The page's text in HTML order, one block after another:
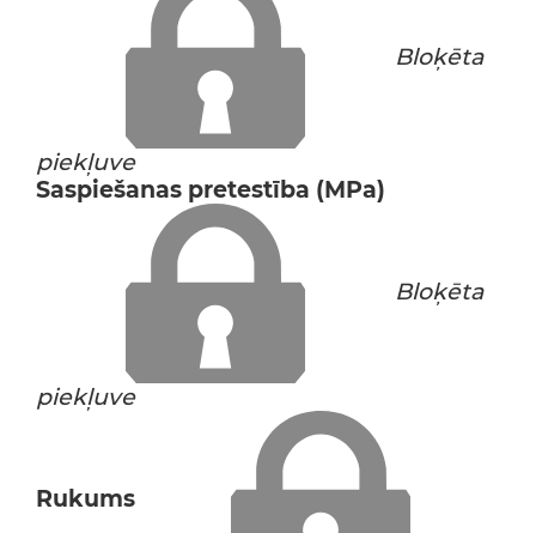
Bloķēta
piekļuve
Saspiešanas pretestība (MPa)
Bloķēta
piekļuve
Rukums